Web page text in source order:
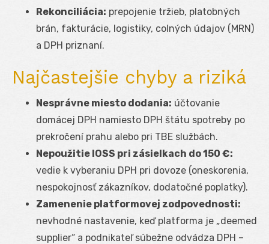
Rekonciliácia: prepojenie tržieb, platobných
brán, fakturácie, logistiky, colných údajov (MRN)
a DPH priznaní.
Najčastejšie chyby a riziká
Nesprávne miesto dodania: účtovanie
domácej DPH namiesto DPH štátu spotreby po
prekročení prahu alebo pri TBE službách.
Nepoužitie IOSS pri zásielkach do 150 €:
vedie k vyberaniu DPH pri dovoze (oneskorenia,
nespokojnosť zákazníkov, dodatočné poplatky).
Zamenenie platformovej zodpovednosti:
nevhodné nastavenie, keď platforma je „deemed
supplier“ a podnikateľ súbežne odvádza DPH –